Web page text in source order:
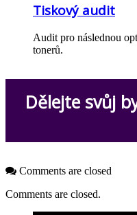
Tiskový audit
Audit pro následnou
tonerů.
Dělejte svůj
Comments are closed
Comments are closed.